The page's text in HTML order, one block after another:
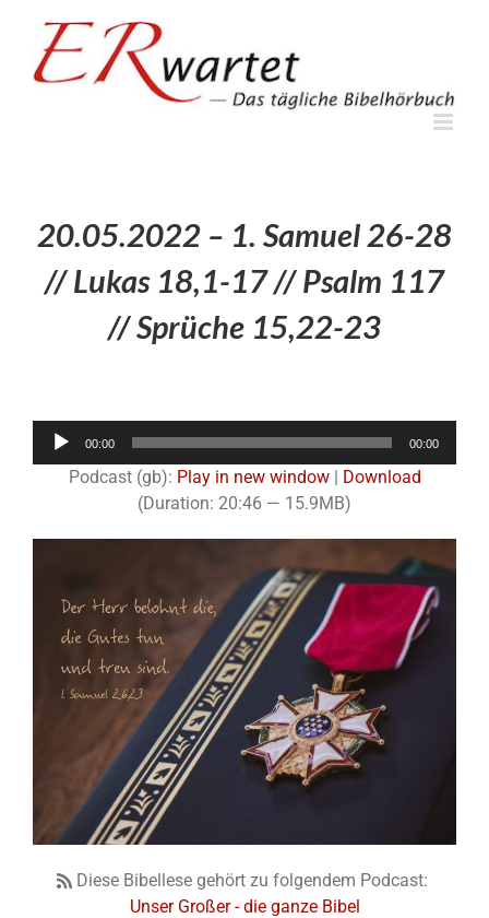
springen
20.05.2022 – 1. Samuel 26-28
// Lukas 18,1-17 // Psalm 117
// Sprüche 15,22-23
Audio-
00:00 00:00
Podcast (gb): Play in new window|
Download
(Duration: 20:46 — 15.9MB)
Diese Bibellese gehört zu folgendem Podcast:
Unser Großer - die ganze Bibel